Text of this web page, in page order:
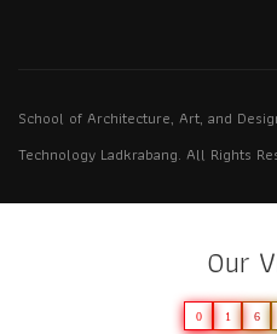
School of Architecture, Art, and
Technology Ladkrabang. All Rights
Our
0 1 6